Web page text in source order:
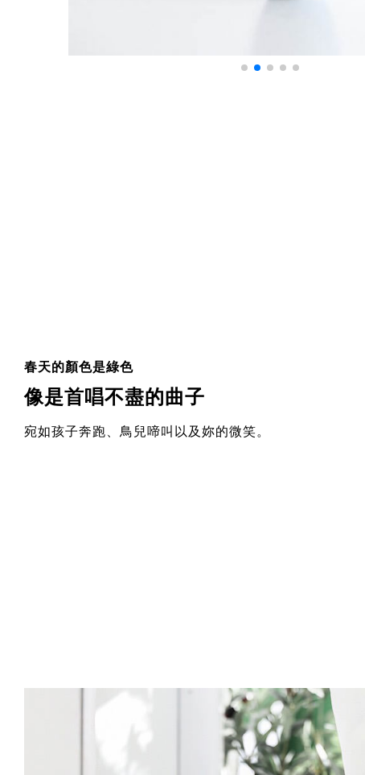
春天的顏色是綠色
像是首唱不盡的曲子
宛如孩子奔跑、鳥兒啼叫以及妳的微笑。